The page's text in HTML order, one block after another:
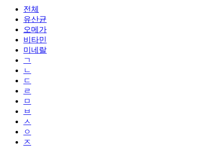
전체
유산균
오메가
비타민
미네랄
ㄱ
ㄴ
ㄷ
ㄹ
ㅁ
ㅂ
ㅅ
ㅇ
ㅈ